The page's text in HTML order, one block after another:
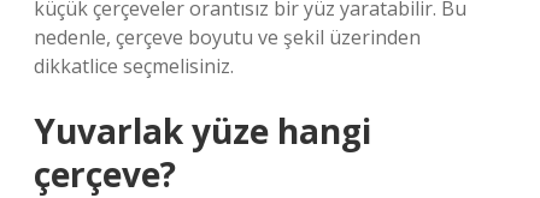
küçük çerçeveler orantısız bir yüz yaratabilir. Bu
nedenle, çerçeve boyutu ve şekil üzerinden
dikkatlice seçmelisiniz.
Yuvarlak yüze hangi
çerçeve?